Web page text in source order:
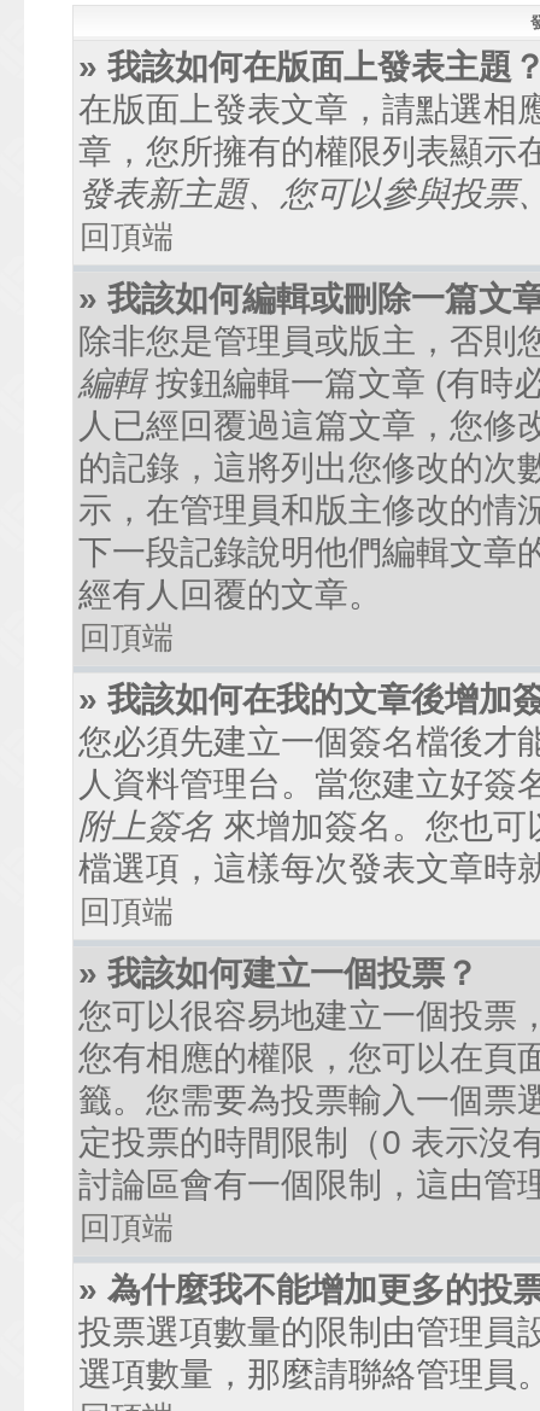
» 我該如何在版面上發表主題
在版面上發表文章，請點選相
章，您所擁有的權限列表顯示
發表新主題、您可以參與投票
回頂端
» 我該如何編輯或刪除一篇文
除非您是管理員或版主，否則
編輯按鈕編輯一篇文章 (有時
人已經回覆過這篇文章，您修
的記錄，這將列出您修改的次
示，在管理員和版主修改的情
下一段記錄說明他們編輯文章
經有人回覆的文章。
回頂端
» 我該如何在我的文章後增加
您必須先建立一個簽名檔後才
人資料管理台。當您建立好簽
附上簽名 來增加簽名。您也
檔選項，這樣每次發表文章時
回頂端
» 我該如何建立一個投票？
您可以很容易地建立一個投票
您有相應的權限，您可以在頁
籤。您需要為投票輸入一個票
定投票的時間限制（0 表示沒
討論區會有一個限制，這由管
回頂端
» 為什麼我不能增加更多的投
投票選項數量的限制由管理員
選項數量，那麼請聯絡管理員